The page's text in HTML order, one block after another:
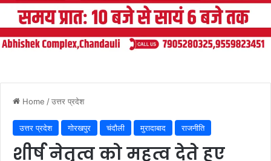
Home /उत्तर प्रदेश
उत्तर प्रदेश गोरखपुर चंदौली मुरादाबाद राजनीति
शीर्ष नेतृत्व को महत्व देते हुए